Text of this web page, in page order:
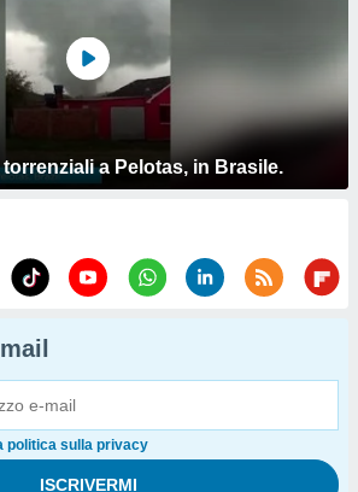
a Pelotas, in Brasile.
politica sulla privacy